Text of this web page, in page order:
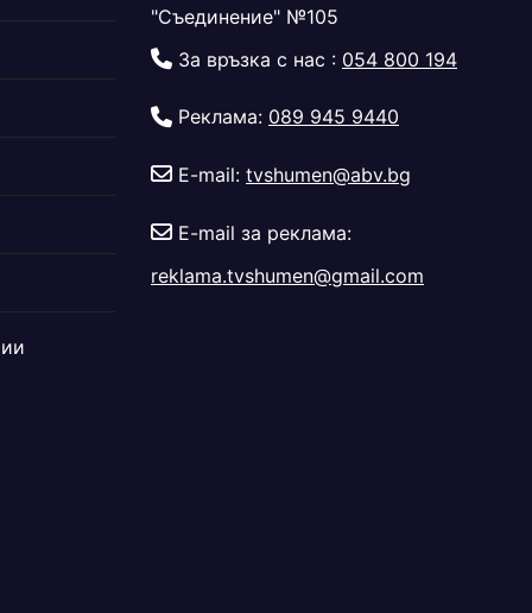
"Съединение" №105
За връзка с нас : 054 800 194
Реклама: 089 945 9440
E-mail: tvshumen@abv.bg
E-mail за реклама:
reklama.tvshumen@gmail.com